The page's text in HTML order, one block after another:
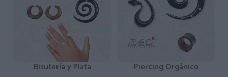
Bisutería y Plata Piercing Orgánico